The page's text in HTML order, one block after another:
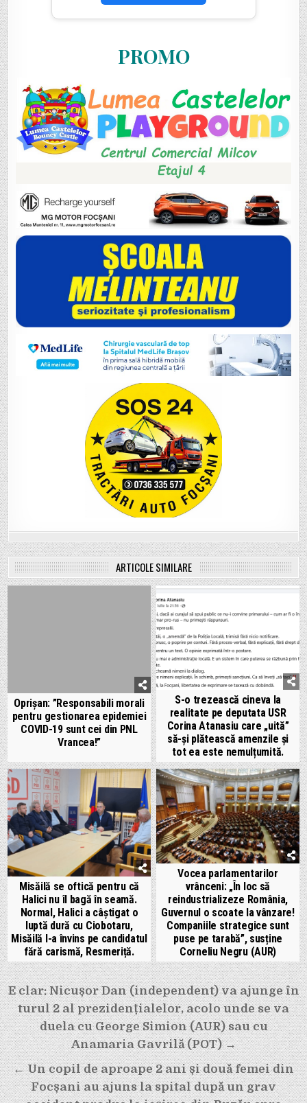
PROMO
ARTICOLE SIMILARE
Oprișan: ”Responsabili morali
pentru gestionarea epidemiei
COVID-19 sunt cei din PNL
Vrancea!”
S-o trezească cineva la
realitate pe deputata USR
Corina Atanasiu care „uită”
să-și plătească amenzile și
tot ea este nemulțumită.
Misăilă se oftică pentru că
Halici nu îl bagă în seamă.
Normal, Halici a câștigat o
luptă dură cu Ciobotaru,
Misăilă l-a învins pe candidatul
fără carismă, Resmeriță.
Vocea parlamentarilor
vrânceni: „În loc să
reindustrializeze România,
Guvernul o scoate la vânzare!
Companiile strategice sunt
puse pe tarabă”, susține
Corneliu Negru (AUR)
Navigare
în
articole
E clar: Nicușor Dan (independent) va ajunge în
turul 2 al prezidențialelor, acolo unde se va
duela cu George Simion (AUR) sau cu
Anamaria Gavrilă (POT) →
← Un copil de aproape 2 ani și două femei din
Focșani au ajuns la spital după un grav